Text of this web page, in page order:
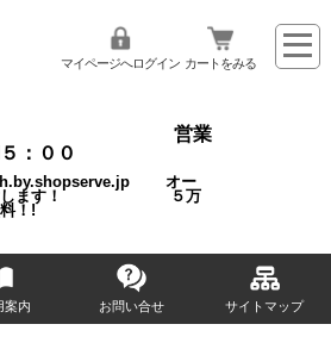
8788 営業
：００
ih.by.shopserve.jp オー
届けします！ ５万
！!
マイページへログイン カートをみる
案内 お問い合せ サイトマップ